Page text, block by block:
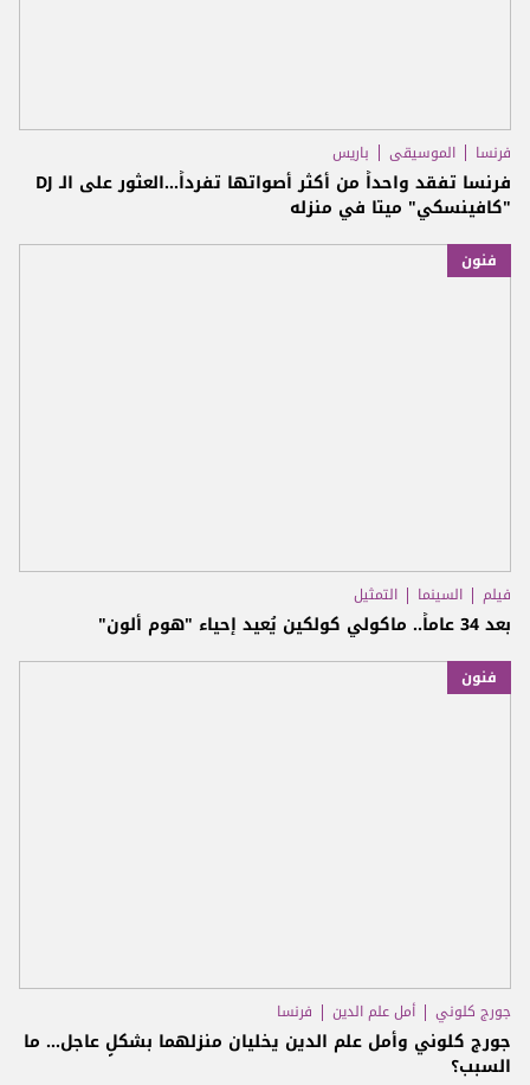
فرنسا الموسيقى باريس
فرنسا تفقد واحداً من أكثر أصواتها تفرداً...العثور على الـ DJ
"كافينسكي" ميتا في منزله
فنون
فيلم السينما التمثيل
بعد 34 عاماً.. ماكولي كولكين يُعيد إحياء "هوم ألون"
فنون
جورج كلوني أمل علم الدين فرنسا
جورج كلوني وأمل علم الدين يخليان منزلهما بشكلٍ عاجل… ما
السبب؟